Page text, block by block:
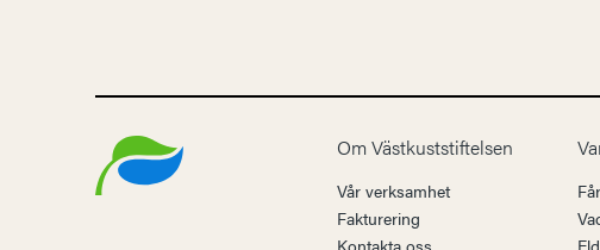
Om Västkuststiftelsen
Vår verksamhet
Fakturering